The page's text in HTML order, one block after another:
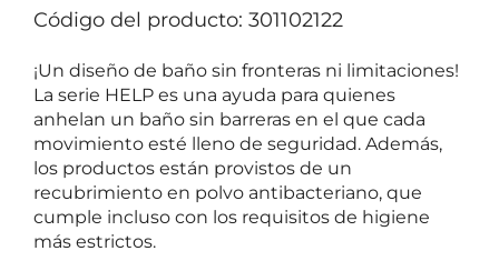
Código del producto: 301102122
¡Un diseño de baño sin fronteras ni limitaciones!
La serie HELP es una ayuda para quienes
anhelan un baño sin barreras en el que cada
movimiento esté lleno de seguridad. Además,
los productos están provistos de un
recubrimiento en polvo antibacteriano, que
cumple incluso con los requisitos de higiene
más estrictos.